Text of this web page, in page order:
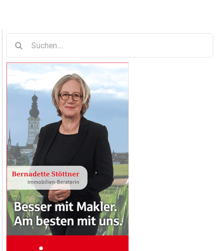
nach: